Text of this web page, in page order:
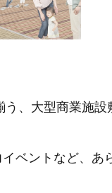
、大型商業施設
ベントなど、あ